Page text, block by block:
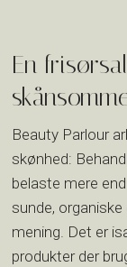
En
Beauty Parlour
skønhed:
belaste mere
sunde, organiske
mening. Det er
produkter der